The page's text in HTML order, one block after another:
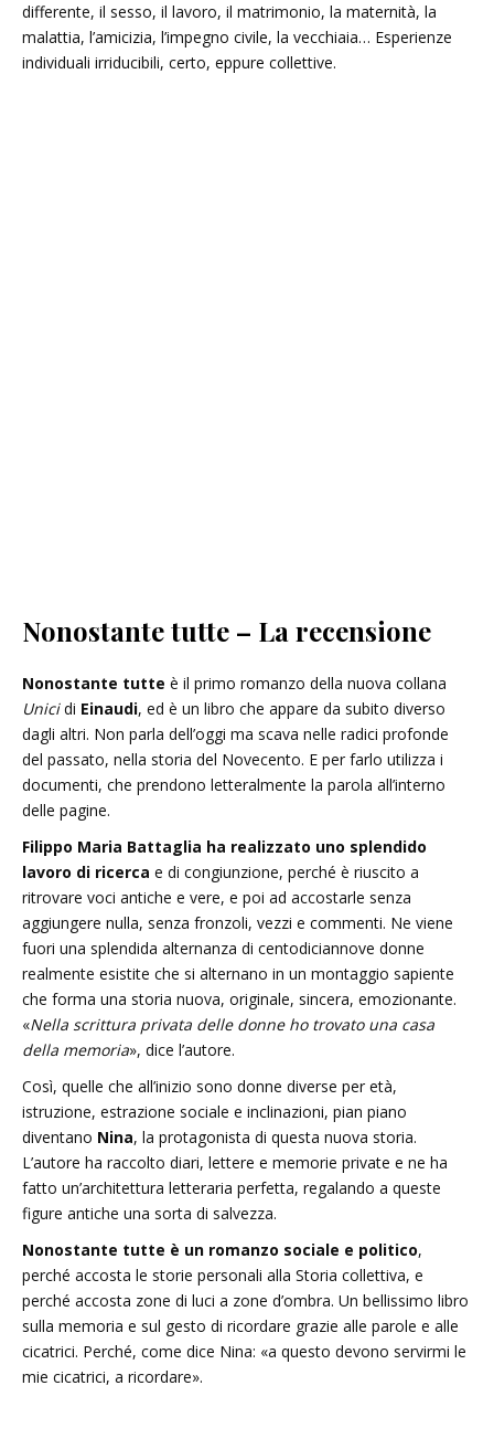
differente, il sesso, il lavoro, il matrimonio, la maternità, la
malattia, l’amicizia, l’impegno civile, la vecchiaia… Esperienze
individuali irriducibili, certo, eppure collettive.
Nonostante tutte – La recensione
Nonostante tutte è il primo romanzo della nuova collana
Unicidi Einaudi, ed è un libro che appare da subito diverso
dagli altri. Non parla dell’oggi ma scava nelle radici profonde
del passato, nella storia del Novecento. E per farlo utilizza i
documenti, che prendono letteralmente la parola all’interno
delle pagine.
Filippo Maria Battaglia ha realizzato uno splendido
lavoro di ricerca e di congiunzione, perché è riuscito a
ritrovare voci antiche e vere, e poi ad accostarle senza
aggiungere nulla, senza fronzoli, vezzi e commenti. Ne viene
fuori una splendida alternanza di centodiciannove donne
realmente esistite che si alternano in un montaggio sapiente
che forma una storia nuova, originale, sincera, emozionante.
«Nella scrittura privata delle donne ho trovato una casa
della memoria», dice l’autore.
Così, quelle che all’inizio sono donne diverse per età,
istruzione, estrazione sociale e inclinazioni, pian piano
diventano Nina, la protagonista di questa nuova storia.
L’autore ha raccolto diari, lettere e memorie private e ne ha
fatto un’architettura letteraria perfetta, regalando a queste
figure antiche una sorta di salvezza.
Nonostante tutte è un romanzo sociale e politico,
perché accosta le storie personali alla Storia collettiva, e
perché accosta zone di luci a zone d’ombra. Un bellissimo libro
sulla memoria e sul gesto di ricordare grazie alle parole e alle
cicatrici. Perché, come dice Nina: «a questo devono servirmi le
mie cicatrici, a ricordare».